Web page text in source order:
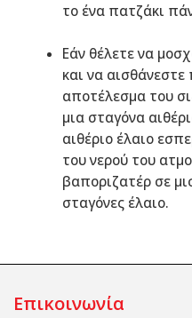
το ένα πατζάκι
Εάν θέλετε να
και να
αποτέλεσμα του
μια σταγόνα
αιθέριο έλαιο
του νερού του
βαποριζατέρ σε
σταγόνες έλαιο.
Επικοινωνία